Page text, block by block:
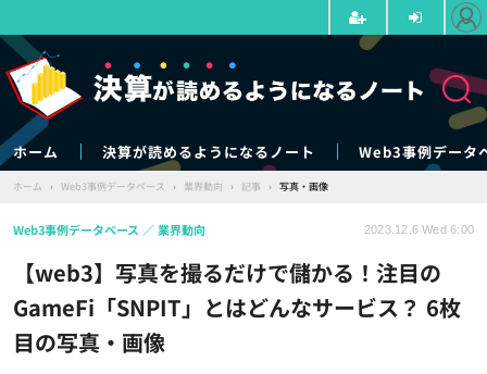
ホーム 決算が読めるようになるノート Web3事例データ
ホーム › Web3事例データベース › 業界動向 › 記事 › 写真・画像
【web3】写真を撮るだけで儲かる！注目の
GameFi「SNPIT」とはどんなサービス？ 6枚
目の写真・画像
Web3事例データベース 業界動向 2023.12.6 Wed 6:00